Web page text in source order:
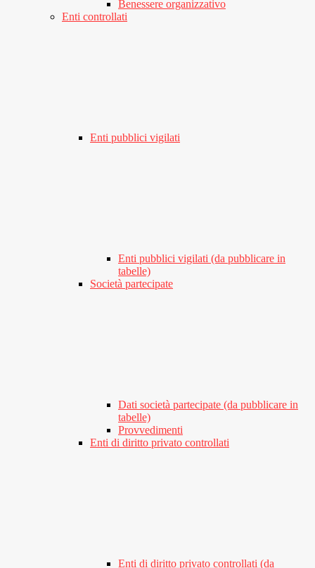
Benessere organizzativo
Enti controllati
Enti pubblici vigilati
Enti pubblici vigilati (da pubblicare in
tabelle)
Società partecipate
Dati società partecipate (da pubblicare in
tabelle)
Provvedimenti
Enti di diritto privato controllati
Enti di diritto privato controllati (da